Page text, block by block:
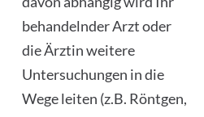
behandelnder Arzt oder
die Ärztin weitere
Untersuchungen in die
Wege leiten (z.B. Röntgen,